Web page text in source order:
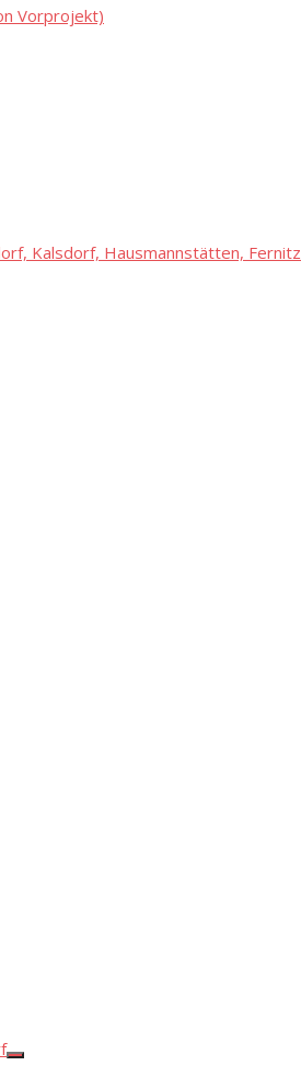
Vorprojekt)
Kalsdorf, Hausmannstätten,
Show